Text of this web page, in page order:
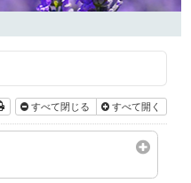
すべて閉じる すべて開く